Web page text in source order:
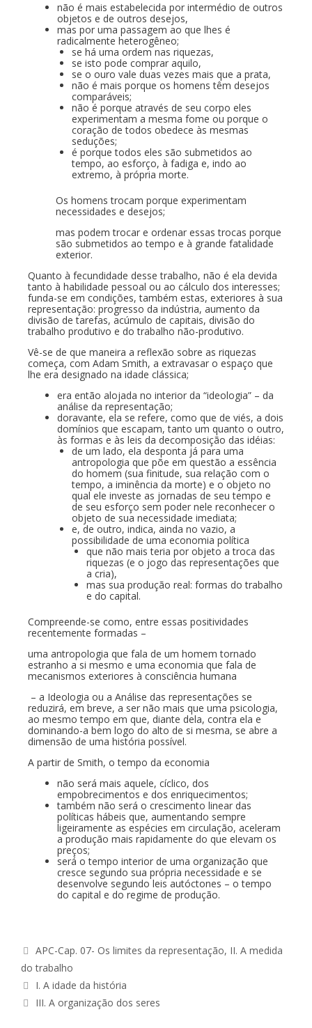
não é mais estabelecida por intermédio de outros
objetos e de outros desejos,
mas por uma passagem ao que lhes é
radicalmente heterogêneo;
se há uma ordem nas riquezas,
se isto pode comprar aquilo,
se o ouro vale duas vezes mais que a prata,
não é mais porque os homens têm desejos
comparáveis;
não é porque através de seu corpo eles
experimentam a mesma fome ou porque o
coração de todos obedece às mesmas
seduções;
é porque todos eles são submetidos ao
tempo, ao esforço, à fadiga e, indo ao
extremo, à própria morte.
Os homens trocam porque experimentam
necessidades e desejos;
mas podem trocar e ordenar essas trocas porque
são submetidos ao tempo e à grande fatalidade
exterior.
Quanto à fecundidade desse trabalho, não é ela devida
tanto à habilidade pessoal ou ao cálculo dos interesses;
funda-se em condições, também estas, exteriores à sua
representação: progresso da indústria, aumento da
divisão de tarefas, acúmulo de capitais, divisão do
trabalho produtivo e do trabalho não-produtivo.
Vê-se de que maneira a reflexão sobre as riquezas
começa, com Adam Smith, a extravasar o espaço que
lhe era designado na idade clássica;
era então alojada no interior da “ideologia” – da
análise da representação;
doravante, ela se refere, como que de viés, a dois
domínios que escapam, tanto um quanto o outro,
às formas e às leis da decomposição das idéias:
de um lado, ela desponta já para uma
antropologia que põe em questão a essência
do homem (sua finitude, sua relação com o
tempo, a iminência da morte) e o objeto no
qual ele investe as jornadas de seu tempo e
de seu esforço sem poder nele reconhecer o
objeto de sua necessidade imediata;
e, de outro, indica, ainda no vazio, a
possibilidade de uma economia política
que não mais teria por objeto a troca das
riquezas (e o jogo das representações que
a cria),
mas sua produção real: formas do trabalho
e do capital.
Compreende-se como, entre essas positividades
recentemente formadas –
uma antropologia que fala de um homem tornado
estranho a si mesmo e uma economia que fala de
mecanismos exteriores à consciência humana
– a Ideologia ou a Análise das representações se
reduzirá, em breve, a ser não mais que uma psicologia,
ao mesmo tempo em que, diante dela, contra ela e
dominando-a bem logo do alto de si mesma, se abre a
dimensão de uma história possível.
A partir de Smith, o tempo da economia
não será mais aquele, cíclico, dos
empobrecimentos e dos enriquecimentos;
também não será o crescimento linear das
políticas hábeis que, aumentando sempre
ligeiramente as espécies em circulação, aceleram
a produção mais rapidamente do que elevam os
preços;
será o tempo interior de uma organização que
cresce segundo sua própria necessidade e se
desenvolve segundo leis autóctones – o tempo
do capital e do regime de produção.
APC-Cap. 07- Os limites da representação, II. A medida
do trabalho
I. A idade da história
III. A organização dos seres